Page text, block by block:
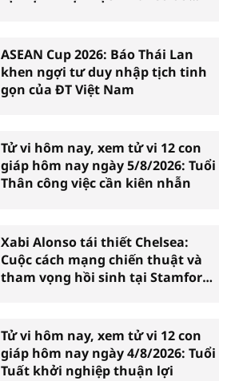
ASEAN Cup 2026: Báo Thái Lan
khen ngợi tư duy nhập tịch tinh
gọn của ĐT Việt Nam
Tử vi hôm nay, xem tử vi 12 con
giáp hôm nay ngày 5/8/2026: Tuổi
Thân công việc cần kiên nhẫn
Xabi Alonso tái thiết Chelsea:
Cuộc cách mạng chiến thuật và
tham vọng hồi sinh tại Stamford
Tử vi hôm nay, xem tử vi 12 con
giáp hôm nay ngày 4/8/2026: Tuổi
Tuất khởi nghiệp thuận lợi